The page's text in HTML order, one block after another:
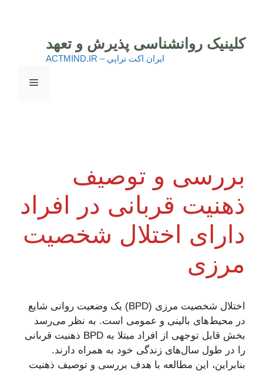
محتواکلینیک روانشناسی پذیرش و تعهد
ايران اكت تراپي – ACTMIND.IR
فهرست
بررسی و توصیف
ذهنیت قربانی در افراد
دارای اختلال شخصیت
مرزی
اختلال شخصیت مرزی (BPD) یک وضعیت روانی شایع
در محیط‌های بالینی و عمومی است. به نظر می‌رسد
بخش قابل توجهی از افراد مبتلا به BPD ذهنیت قربانی
را در طول سال‌های زندگی خود به همراه دارند.
بنابراین، این مطالعه با هدف بررسی و توصیف ذهنیت